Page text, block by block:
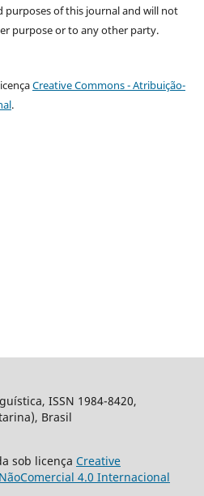
purposes of this journal and will not
purpose or to any other party.
Creative Commons - Atribuição-
.
ISSN 1984-8420,
Brasil
sob licença Creative
4.0 Internacional